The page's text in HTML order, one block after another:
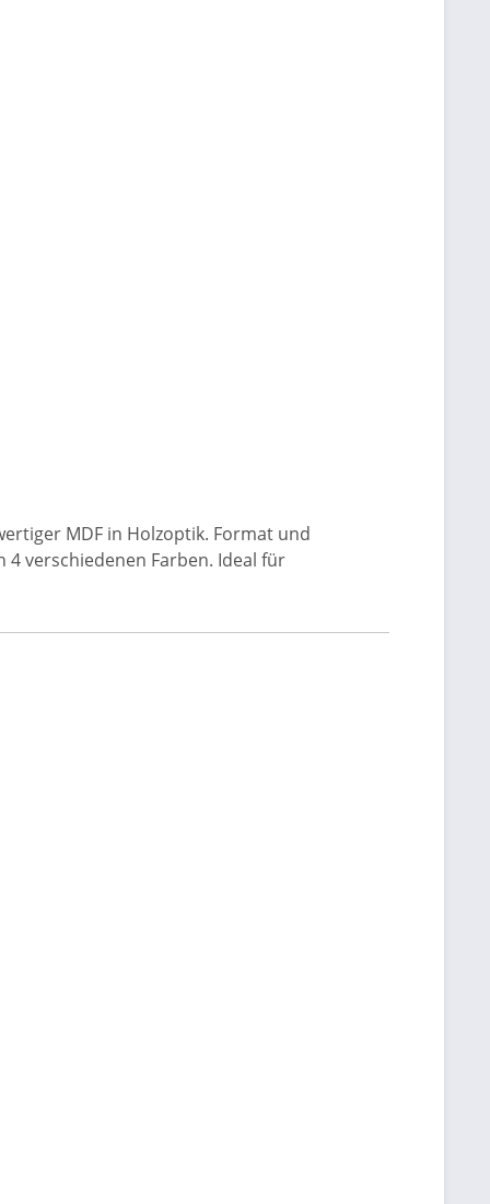
MDF in Holzoptik. Format und
4 verschiedenen Farben. Ideal für